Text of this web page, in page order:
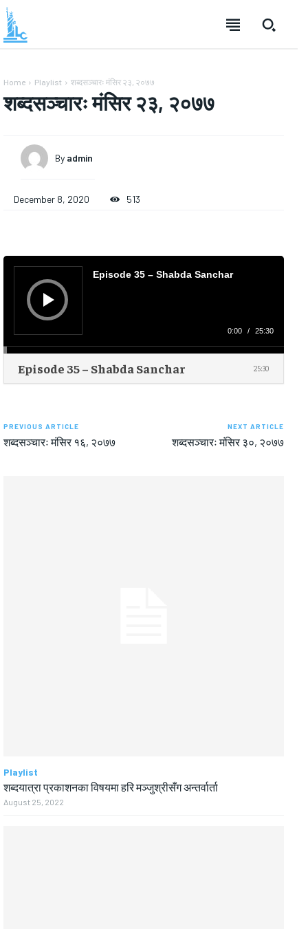
Home Playlist शब्दसञ्चारः मंसिर २३, २०७७
शब्दसञ्चारः मंसिर २३, २०७७
By admin
December 8, 2020 513
A
Episode 35 – Shabda Sanchar
0:00 / 25:30
Episode 35 – Shabda Sanchar 25:30
PREVIOUS ARTICLE
शब्दसञ्चारः मंसिर १६, २०७७
NEXT ARTICLE
शब्दसञ्चारः मंसिर ३०, २०७७
Playlist
शब्दयात्रा प्रकाशनका विषयमा हरि मञ्जुश्रीसँग अन्तर्वार्ता
August 25, 2022